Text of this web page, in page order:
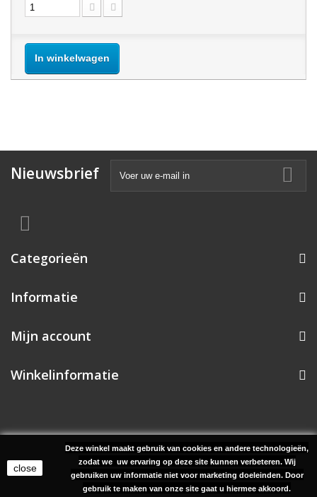
In winkelwagen
Nieuwsbrief
Categorieën
Informatie
© 2026 Project 38 Music | Realisatie: Uw PC Dokter Uden
Mijn account
Winkelinformatie
close
Deze winkel maakt gebruik van cookies en andere technologieën,
zodat we uw ervaring op deze site kunnen verbeteren. Wij
gebruiken uw informatie niet voor marketing doeleinden.Door
gebruik te maken van onze site gaat u hiermee akkoord.